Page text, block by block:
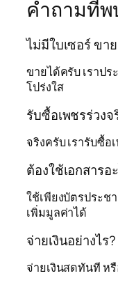
คำถามที่พ
ไม่มีใบเซอร์ ขา
ขายได้ครับ เราปร
โปร่งใส
รับซื้อเพชรร่วงจ
จริงครับ เรารับซื้
ต้องใช้เอกสารอ
ใช้เพียงบัตรประช
เพิ่มมูลค่าได้
จ่ายเงินอย่างไร?
จ่ายเงินสดทันที ห